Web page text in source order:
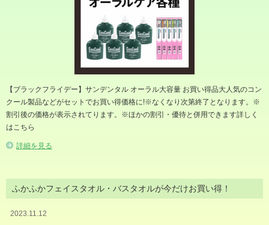
【ブラックフライデー】サンデンタル オーラル大容量 お買い得品大人気のコン
クール製品などがセットでお買い得価格に!※なくなり次第終了となります。※
割引後の価格が表示されてります。※ほかの割引・優待と併用できます詳しく
はこちら
詳細を見る
ふかふかフェイスタオル・バスタオルが今だけお買い得！
2023.11.12